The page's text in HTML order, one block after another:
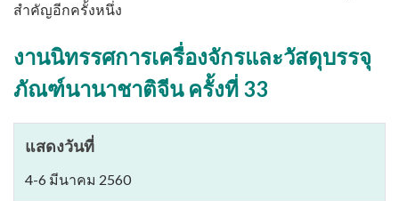
สำคัญอีกครั้งหนึ่ง
งานนิทรรศการเครื่องจักรและวัสดุบรรจุ
ภัณฑ์นานาชาติจีน ครั้งที่ 33
แสดงวันที่
4-6 มีนาคม 2560